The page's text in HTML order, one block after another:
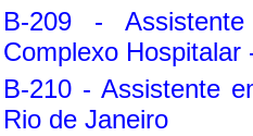
B-209 -
Complexo Hospitalar
B-210 - Assistente
Rio de Janeiro